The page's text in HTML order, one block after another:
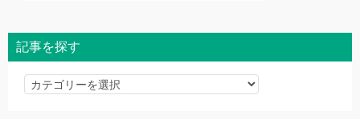
ョ
ン
記事を探す
記